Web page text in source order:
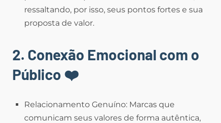
ressaltando, por isso, seus pontos fortes e sua
proposta de valor.
2. Conexão Emocional com o
Público ❤️
Relacionamento Genuíno: Marcas que
comunicam seus valores de forma autêntica,